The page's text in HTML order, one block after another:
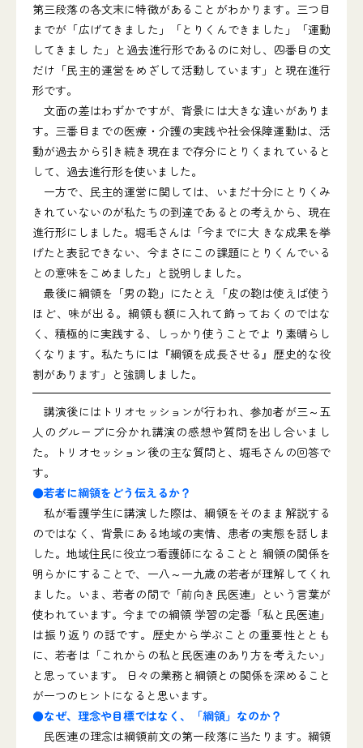
第三段落の各文末に特徴があることがわかります。三つ目
までが「広げてきました」「とりくんできました」「運動
してきまし た」と過去進行形であるのに対し、四番目の文
だけ「民主的運営をめざして活動しています」と現在進行
形です。
文面の差はわずかですが、背景には大きな違いがありま
す。三番目までの医療・介護の実践や社会保障運動は、活
動が過去から引き続き現在まで存分にとりくまれていると
して、過去進行形を使いました。
一方で、民主的運営に関しては、いまだ十分にとりくみ
きれていないのが私たちの到達であるとの考えから、現在
進行形にしました。堀毛さんは「今までに大 きな成果を挙
げたと表記できない、今まさにこの課題にとりくんでいる
との意味をこめました」と説明しました。
最後に綱領を「男の鞄」にたとえ「皮の鞄は使えば使う
ほど、味が出る。綱領も額に入れて飾っておくのではな
く、積極的に実践する、しっかり使うことでよ り素晴らし
くなります。私たちには『綱領を成長させる』歴史的な役
割があります」と強調しました。
講演後にはトリオセッションが行われ、参加者が三～五
人のグループに分かれ講演の感想や質問を出し合いまし
た。トリオセッション後の主な質問と、堀毛さんの回答で
す。
●若者に綱領をどう伝えるか？
私が看護学生に講演した際は、綱領をそのまま解説する
のではなく、背景にある地域の実情、患者の実態を話しま
した。地域住民に役立つ看護師になることと 綱領の関係を
明らかにすることで、一八～一九歳の若者が理解してくれ
ました。いま、若者の間で「前向き民医連」という言葉が
使われています。今までの綱領 学習の定番「私と民医連」
は振り返りの話です。歴史から学ぶことの重要性ととも
に、若者は「これからの私と民医連のあり方を考えたい」
と思っています。 日々の業務と綱領との関係を深めること
が一つのヒントになると思います。
●なぜ、理念や目標ではなく、「綱領」なのか？
民医連の理念は綱領前文の第一段落に当たります。綱領